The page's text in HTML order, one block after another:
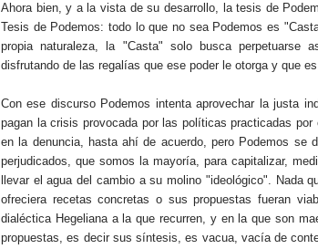
Ahora bien, y a la vista de su desarrollo, la tesis de
Tesis de Podemos: todo lo que no sea Podemos es
propia naturaleza, la "Casta" solo busca
disfrutando de las regalías que ese poder le otorga y que
Con ese discurso Podemos intenta aprovechar la justa
pagan la crisis provocada por las políticas practicadas
en la denuncia, hasta ahí de acuerdo, pero Podemos se
perjudicados, que somos la mayoría, para capitalizar,
llevar el agua del cambio a su molino "ideológico". Nada
ofreciera recetas concretas o sus propuestas fueran
dialéctica Hegeliana a la que recurren, y en la que son
propuestas, es decir sus síntesis, es vacua, vacía de